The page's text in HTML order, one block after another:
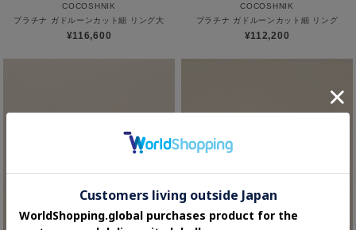
COCOSHNIK
プラチナ ガドルーンカット細 リング大
¥116,600
COCOSHNIK
プラチナ ガドルーンカット細 リング
¥112,200